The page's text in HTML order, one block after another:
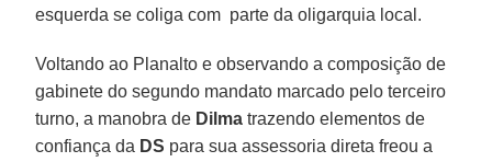
esquerda se coliga com parte da oligarquia local.
Voltando ao Planalto e observando a composição de
gabinete do segundo mandato marcado pelo terceiro
turno, a manobra de Dilma trazendo elementos de
confiança da DS para sua assessoria direta freou a